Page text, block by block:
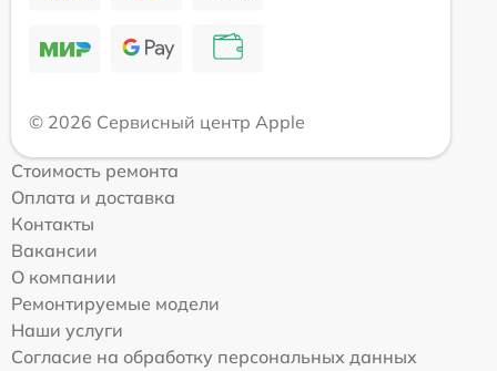
© 2026 Сервисный центр Apple
Стоимость ремонта
Оплата и доставка
Контакты
Вакансии
О компании
Ремонтируемые модели
Наши услуги
Согласие на обработку персональных данных